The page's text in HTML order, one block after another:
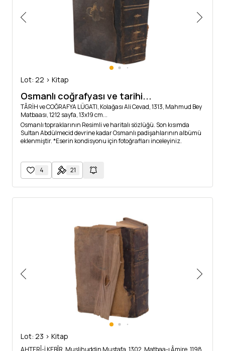
Lot: 22 > Kitap
Osmanlı coğrafyası ve tarihi...
TÂRİH ve COĞRAFYA LÜGATI, Kolağası Ali Cevad, 1313, Mahmud Bey
Matbaası, 1212 sayfa, 13x19 cm...
Osmanlı topraklarının Resimli ve haritalı sözlüğü. Son kısımda
Sultan Abdülmecid devrine kadar Osmanlı padişahlarının albümü
eklenmiştir. *Eserin kondisyonu için fotoğrafları inceleyiniz.
4 21
Lot: 23 > Kitap
AHTERÎ-İ KEBÎR, Muslihuddin Mustafa, 1302, Matbaa-ı Âmire, 1198